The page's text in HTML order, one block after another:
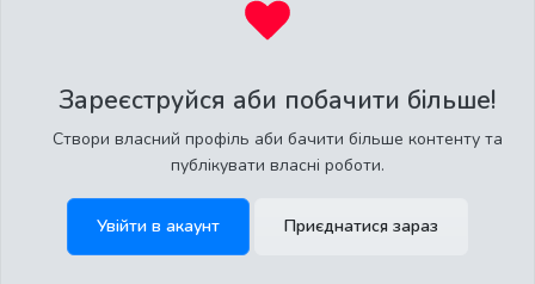
Зареєструйся аби побачити більше!
Створи власний профіль аби бачити більше контенту та
публікувати власні роботи.
Увійти в акаунт Приєднатися зараз